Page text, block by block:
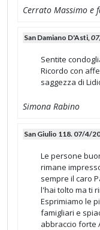
Cerrato Massimo e
San Damiano D'Asti,
Sentite
Ricordo con
saggezza di
Simona Rabino
San Giulio 118. 07/4/
Le persone
rimane
sempre il caro
l'hai tolto ma ti
Esprimiamo le
famigliari e
abbraccio forte